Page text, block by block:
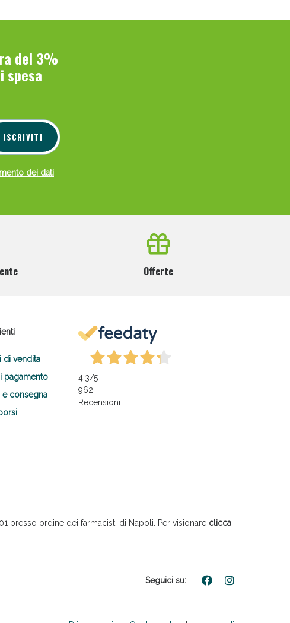
del 3%
spesa
ISCRIVITI
dei dati
Offerte
di vendita
pagamento
consegna
4,3/5
962
Recensioni
presso ordine dei farmacisti di Napoli. Per visionare clicca
Seguici su: